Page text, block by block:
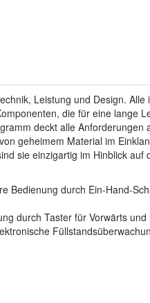
Leistung und Design.
die für eine lange
deckt alle Anforderungen
geheimem Material im
sie einzigartig im Hinblick auf
Bedienung durch Ein-Hand-
durch Taster für Vorwärts